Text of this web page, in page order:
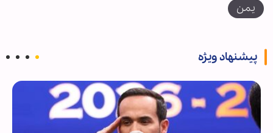
یمن
پیشنهاد ویژه